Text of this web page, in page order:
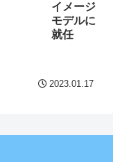
イメージ
モデルに
就任
2023.01.17